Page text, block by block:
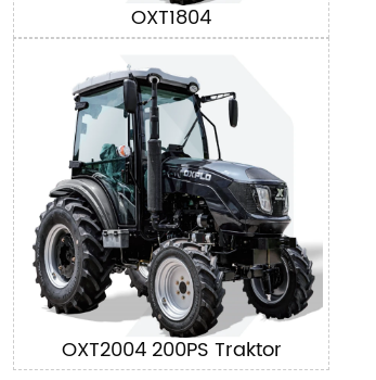
OXT1804
OXT2004 200PS Traktor